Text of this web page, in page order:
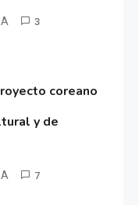
3
coreano
y de
7